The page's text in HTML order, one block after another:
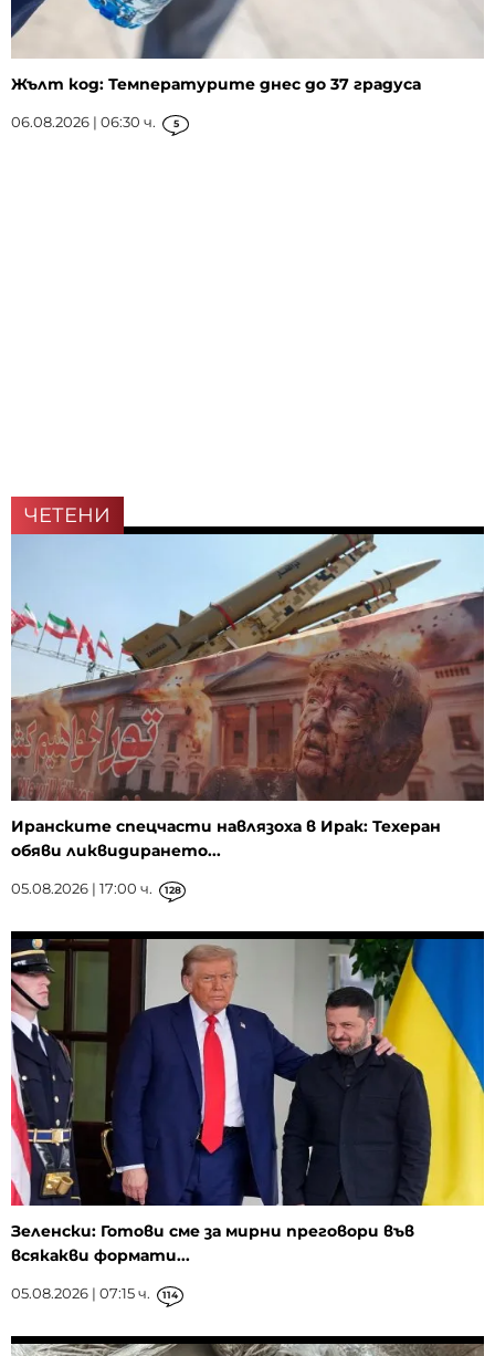
Жълт код: Температурите днес до 37 градуса
06.08.2026 | 06:30 ч. 5
ЧЕТЕНИ
Иранските спецчасти навлязоха в Ирак: Техеран
обяви ликвидирането...
05.08.2026 | 17:00 ч. 128
Зеленски: Готови сме за мирни преговори във
всякакви формати...
05.08.2026 | 07:15 ч. 114